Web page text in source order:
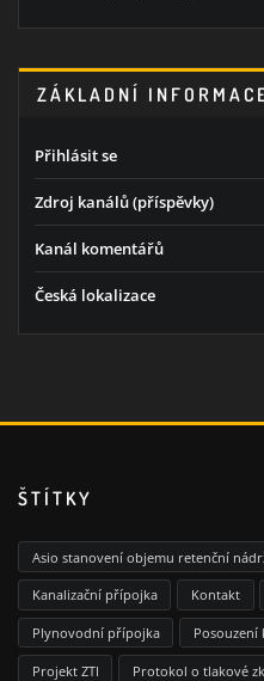
ZÁKLADNÍ
Přihlásit se
Zdroj kanálů (příspěvky)
Kanál komentářů
Česká lokalizace
ŠTÍTKY
Asio stanovení objemu retenční
Kanalizační přípojka Kontakt
Plynovodní přípojka
Projekt ZTI Protokol o tlakové